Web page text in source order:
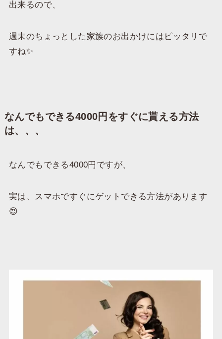
出来るので、
週末のちょっとした家族のお出かけにはピッタリで
すね✨
なんでもできる4000円をすぐに貰える方法
は、、、
なんでもできる4000円ですが、
実は、スマホですぐにゲットできる方法があります
😍